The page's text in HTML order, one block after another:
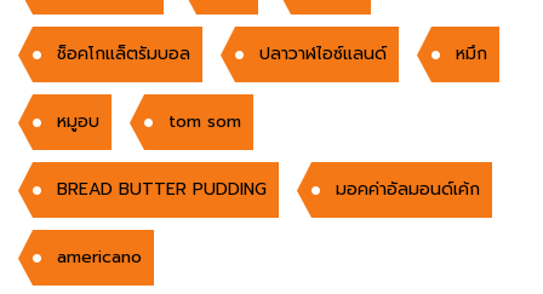
ช็อคโกแล็ตรัมบอล ปลาวาฬไอซ์แลนด์ หมึก
หมูอบ tom som
BREAD BUTTER PUDDING มอคค่าอัลมอนด์เค้ก
americano